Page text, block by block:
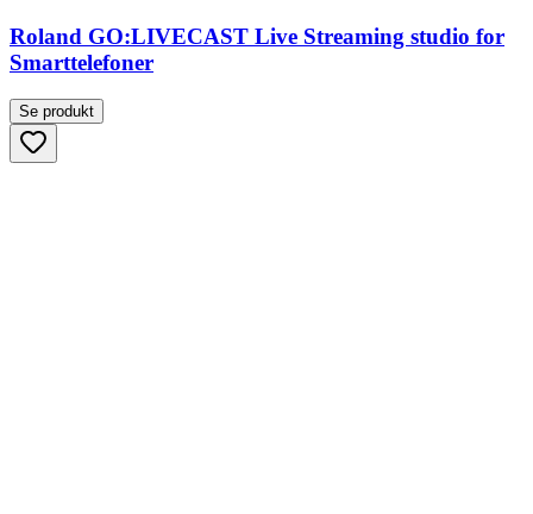
Roland GO:LIVECAST Live Streaming studio for
Smarttelefoner
Se produkt